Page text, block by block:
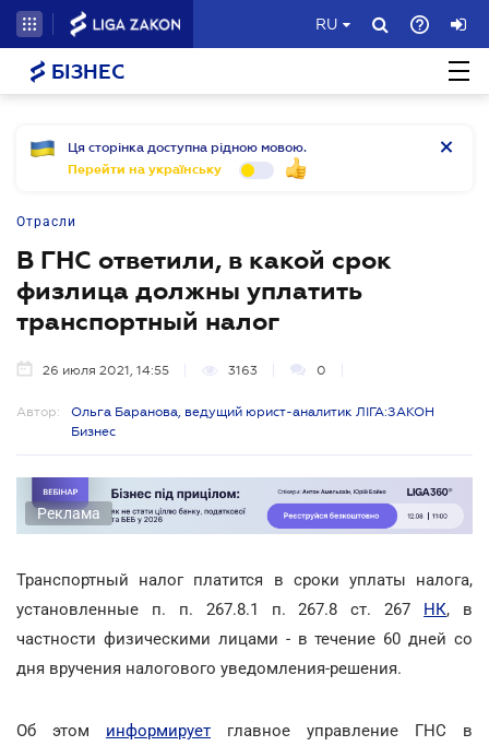
RU
БІЗНЕС
Ця сторінка доступна рідною мовою.
Перейти на українську
Отрасли
В ГНС ответили, в какой срок
физлица должны уплатить
транспортный налог
26 июля 2021, 14:55 3163 0
Автор:
Ольга Баранова, ведущий юрист-аналитик ЛІГА:ЗАКОН
Бизнес
Реклама
Транспортный налог платится в сроки уплаты налога,
установленные п. п. 267.8.1 п. 267.8 ст. 267 НК, в
частности физическими лицами - в течение 60 дней со
дня вручения налогового уведомления-решения.
Об этом информирует главное управление ГНС в